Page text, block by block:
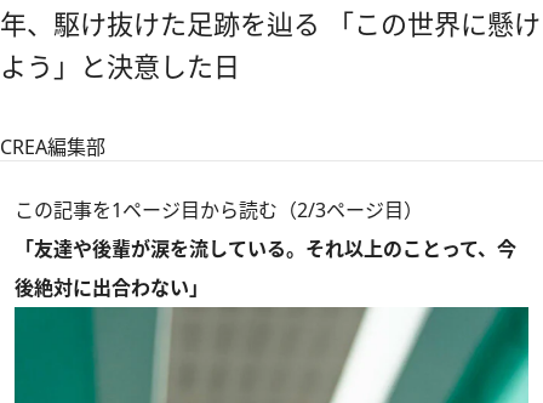
年、駆け抜けた足跡を辿る 「この世界に懸け
よう」と決意した日
CREA編集部
この記事を1ページ目から読む（2/3ページ目）
「友達や後輩が涙を流している。それ以上のことって、今
後絶対に出合わない」